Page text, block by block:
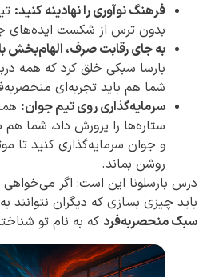
فرهنگ نوآوری را نهادینه کنید:
بدون ترس از شکست ایده‌های
به جای رقابت صرف، الهام‌بخش
بارسا سبکی خلق کرد که همه
شما هم باید تجربه‌ای
سرمایه‌گذاری روی تیم جوان:
ستاره‌ها را پرورش داد، شما هم
و جوان سرمایه‌گذاری کنید تا
روشن بماند.
درس بارسلونا این است: اگر
باید چیزی بسازی که دیگران نتوانند
سبک منحصربه‌فرد که به نام تو